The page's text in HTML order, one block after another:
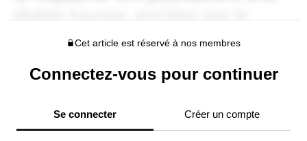
Cet article est réservé à nos membres
Connectez-vous pour continuer
Se connecter Créer un compte